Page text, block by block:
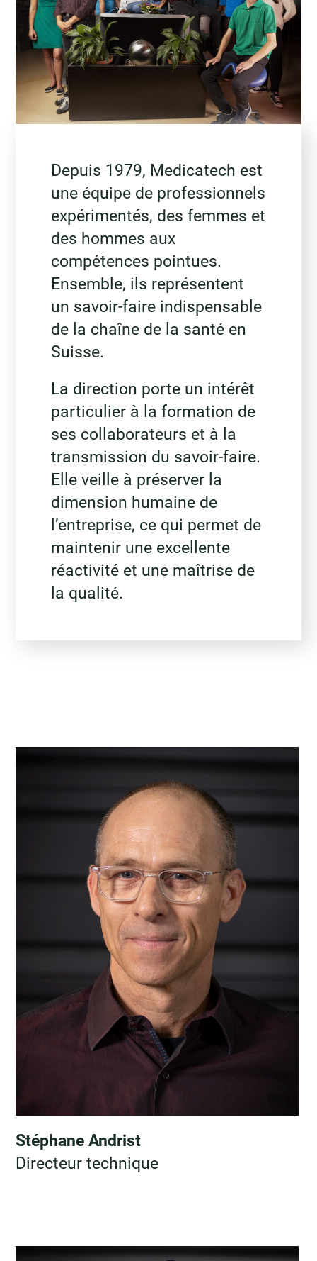
Depuis 1979, Medicatech est
une équipe de professionnels
expérimentés, des femmes et
des hommes aux
compétences pointues.
Ensemble, ils représentent
un savoir-faire indispensable
de la chaîne de la santé en
Suisse.
La direction porte un intérêt
particulier à la formation de
ses collaborateurs et à la
transmission du savoir-faire.
Elle veille à préserver la
dimension humaine de
l’entreprise, ce qui permet de
maintenir une excellente
réactivité et une maîtrise de
la qualité.
Stéphane Andrist
Directeur technique